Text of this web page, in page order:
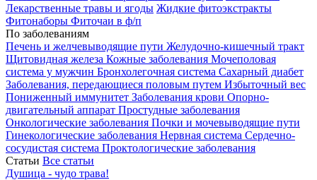
Лекарственные травы и ягоды Жидкие фитоэкстракты
Фитонаборы Фиточаи в ф/п
По заболеваниям
Печень и желчевыводящие пути Желудочно-кишечный тракт
Щитовидная железа Кожные заболевания Мочеполовая
система у мужчин Бронхолегочная система Сахарный диабет
Заболевания, передающиеся половым путем Избыточный вес
Пониженный иммунитет Заболевания крови Опорно-
двигательный аппарат Простудные заболевания
Онкологические заболевания Почки и мочевыводящие пути
Гинекологические заболевания Нервная система Сердечно-
сосудистая система Проктологические заболевания
Статьи Все статьи
Душица - чудо трава!